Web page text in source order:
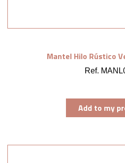
Mantel Hilo Rústico
Ref.
Add to my